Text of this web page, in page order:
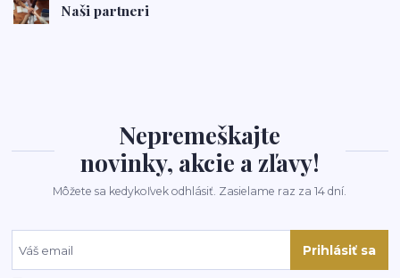
Naši partneri
Nepremeškajte
novinky, akcie a zľavy!
Môžete sa kedykoľvek odhlásiť. Zasielame raz za 14 dní.
Prihlásiť sa